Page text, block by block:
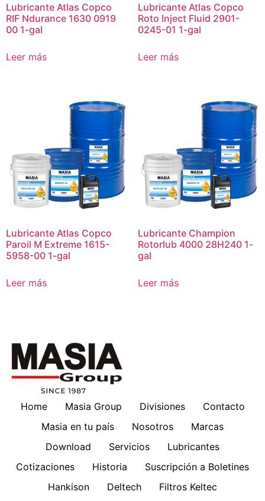
Lubricante Atlas Copco
RIF Ndurance 1630 0919
00 1-gal
Leer más
Lubricante Atlas Copco
Roto Inject Fluid 2901-
0245-01 1-gal
Leer más
Lubricante Atlas Copco
Paroil M Extreme 1615-
5958-00 1-gal
Leer más
Lubricante Champion
Rotorlub 4000 28H240 1-
gal
Leer más
Home Masia Group Divisiones
Contacto
Masia en tu país
Nosotros
Marcas
Download
Servicios
Lubricantes
Cotizaciones
Historia
Suscripción a Boletines
Hankison
Deltech
Filtros Keltec